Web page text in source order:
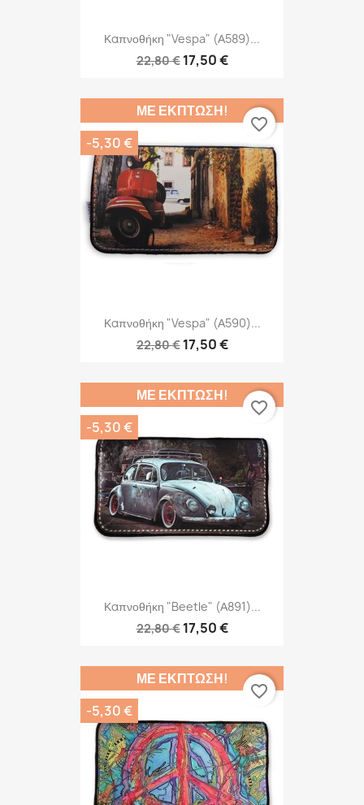
Καπνοθήκη "Vespa" (Α589)...
22,80 € 17,50 €
Καπνοθήκη "Vespa" (Α590)...
22,80 € 17,50 €
ΜΕ ΈΚΠΤΩΣΗ!
-5,30 €
favorite_border
Καπνοθήκη "Beetle" (Α891)...
22,80 € 17,50 €
ΜΕ ΈΚΠΤΩΣΗ!
-5,30 €
favorite_border
ΜΕ ΈΚΠΤΩΣΗ!
-5,30 €
favorite_border